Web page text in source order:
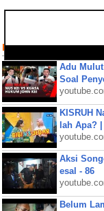
Populer Videos
Adu
Soal
KISRUH
lah Apa?
Aksi
esal - 86
Belum